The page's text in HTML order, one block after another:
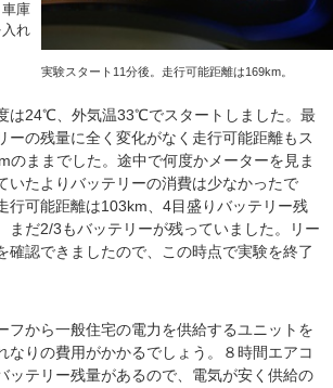
実験スタート11分後。走行可能距離は169km。
庫
れ
は24℃、外気温33℃でスタートしました。最
ーの残量に全く変化がなく走行可能距離もス
のままでした。途中で何度かメーターを見ま
いたよりバッテリーの消費は少なかったで
行可能距離は103km、4目盛りバッテリー残
まだ2/3もバッテリーが残っていました。リー
確認できましたので、この時点で実験を終了
から一般住宅の電力を供給するユニットを
なりの費用がかかるでしょう。８時間エアコ
ッテリー残量があるので、電気が安く供給の